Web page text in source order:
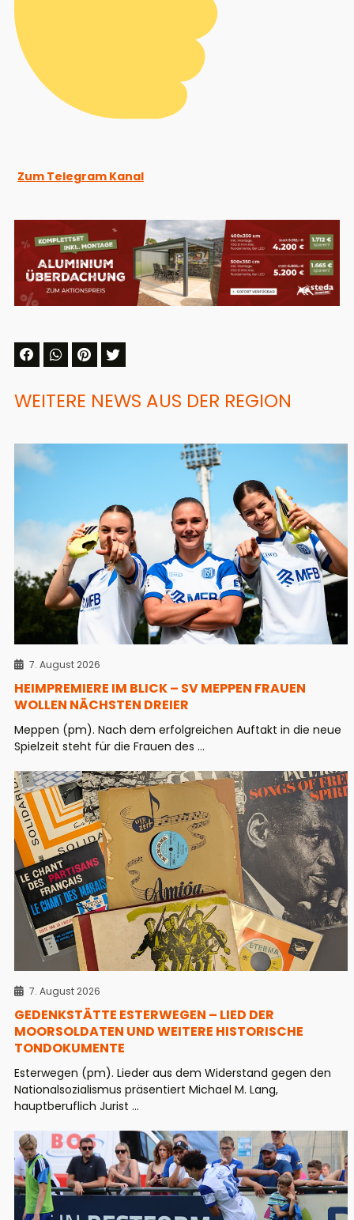
Zum Telegram Kanal
WEITERE NEWS AUS DER REGION
7. August 2026
HEIMPREMIERE IM BLICK – SV MEPPEN FRAUEN
WOLLEN NÄCHSTEN DREIER
Meppen (pm). Nach dem erfolgreichen Auftakt in die neue
Spielzeit steht für die Frauen des ...
7. August 2026
GEDENKSTÄTTE ESTERWEGEN – LIED DER
MOORSOLDATEN UND WEITERE HISTORISCHE
TONDOKUMENTE
Esterwegen (pm). Lieder aus dem Widerstand gegen den
Nationalsozialismus präsentiert Michael M. Lang,
hauptberuflich Jurist ...